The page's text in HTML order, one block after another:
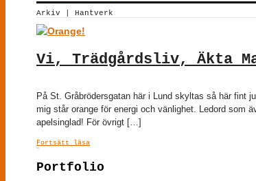
Arkiv | Hantverk
Vi, Trädgårdsliv, Äkta
På St. Gråbrödersgatan här i Lund skyltas så här fint
mig står orange för energi och vänlighet. Ledord som
apelsinglad! För övrigt […]
Fortsätt läsa
Portfolio